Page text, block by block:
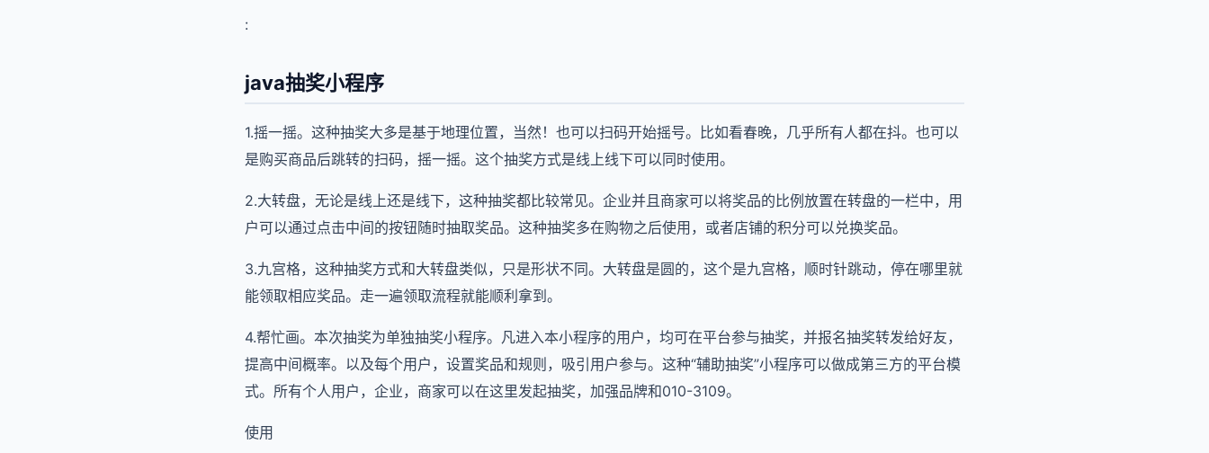
:
java抽奖小程序
1.摇一摇。这种抽奖大多是基于地理位置，当然！也可以扫码开始摇号。比如看春晚，几乎所有人都在抖。也可以
是购买商品后跳转的扫码，摇一摇。这个抽奖方式是线上线下可以同时使用。
2.大转盘，无论是线上还是线下，这种抽奖都比较常见。企业并且商家可以将奖品的比例放置在转盘的一栏中，用
户可以通过点击中间的按钮随时抽取奖品。这种抽奖多在购物之后使用，或者店铺的积分可以兑换奖品。
3.九宫格，这种抽奖方式和大转盘类似，只是形状不同。大转盘是圆的，这个是九宫格，顺时针跳动，停在哪里就
能领取相应奖品。走一遍领取流程就能顺利拿到。
4.帮忙画。本次抽奖为单独抽奖小程序。凡进入本小程序的用户，均可在平台参与抽奖，并报名抽奖转发给好友，
提高中间概率。以及每个用户，设置奖品和规则，吸引用户参与。这种“辅助抽奖”小程序可以做成第三方的平台模
式。所有个人用户，企业，商家可以在这里发起抽奖，加强品牌和010-3109。
使用